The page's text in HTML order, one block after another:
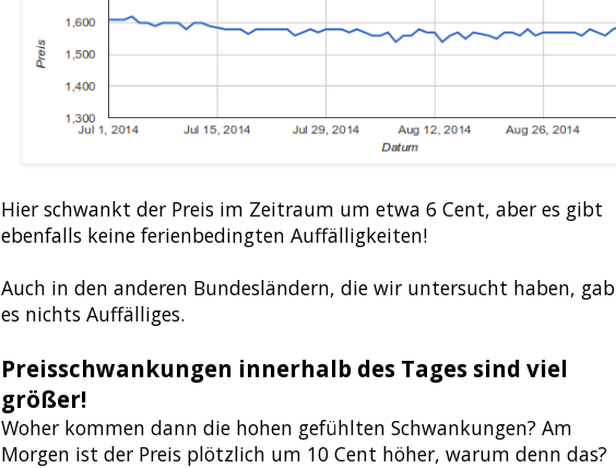
Hier schwankt der Preis im Zeitraum um etwa 6 Cent, aber es gibt
ebenfalls keine ferienbedingten Auffälligkeiten!
Auch in den anderen Bundesländern, die wir untersucht haben, gab
es nichts Auffälliges.
Preisschwankungen innerhalb des Tages sind viel
größer!
Woher kommen dann die hohen gefühlten Schwankungen? Am
Morgen ist der Preis plötzlich um 10 Cent höher, warum denn das?